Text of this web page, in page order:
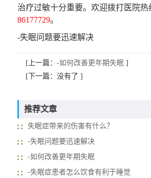
治疗过敏十分重要。欢迎拨打医院热
86177729。
-失眠问题要迅速解决
[上一篇： -如何改善更年期失眠]
[下一篇：没有了 ]
推荐文章
失眠症带来的伤害有什么？
-失眠问题要迅速解决
-如何改善更年期失眠
-失眠症患者怎么饮食有利于睡觉